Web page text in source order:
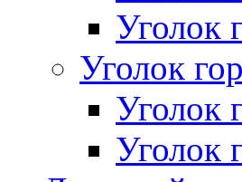
Уголок
Уголок
Уголок
Уголок